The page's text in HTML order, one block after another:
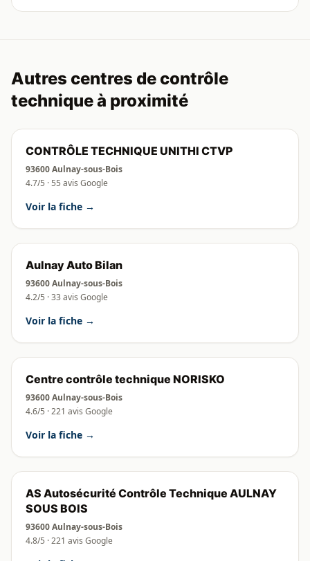
Autres centres de contrôle
technique à proximité
CONTRÔLE TECHNIQUE UNITHI CTVP
93600 Aulnay-sous-Bois
4.7/5 · 55 avis Google
Voir la fiche →
Aulnay Auto Bilan
93600 Aulnay-sous-Bois
4.2/5 · 33 avis Google
Voir la fiche →
Centre contrôle technique NORISKO
93600 Aulnay-sous-Bois
4.6/5 · 221 avis Google
Voir la fiche →
AS Autosécurité Contrôle Technique AULNAY
SOUS BOIS
93600 Aulnay-sous-Bois
4.8/5 · 221 avis Google